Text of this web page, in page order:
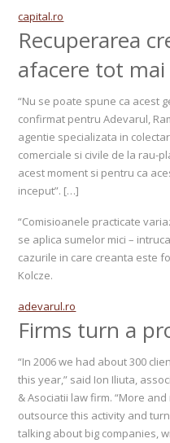
capital.ro
Recuperarea
afacere tot
“Nu se poate spune ca acest
confirmat pentru Adevarul,
agentie specializata in
comerciale si civile de la rau-
acest moment si pentru ca
inceput”. […]
“Comisioanele practicate
se aplica sumelor mici –
cazurile in care creanta este
Kolcze.
adevarul.ro
Firms turn a
“In 2006 we had about 300
this year,” said Ion Iliuta,
& Asociatii law firm. “More
outsource this activity and
talking about big companies,